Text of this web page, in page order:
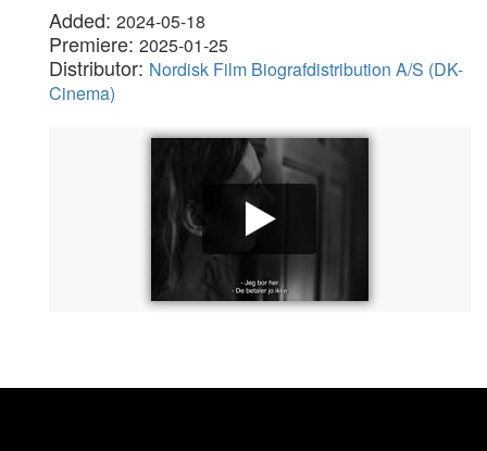
Added: 2024-05-18
Premiere: 2025-01-25
Distributor: Nordisk Film Biografdistribution A/S (DK-
Cinema)